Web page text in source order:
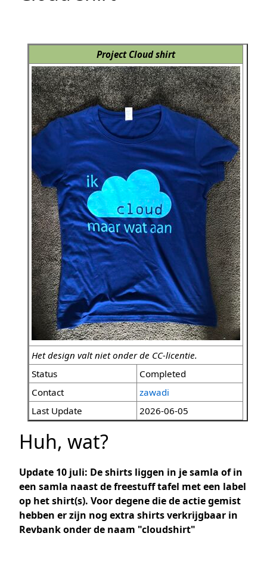
Project Cloud shirt
Het design valt niet onder de CC-licentie.
Status
Completed
Contact
zawadi
Last Update
2026-06-05
Huh, wat?
Update 10 juli: De shirts liggen in je samla of in
een samla naast de freestuff tafel met een label
op het shirt(s). Voor degene die de actie gemist
hebben er zijn nog extra shirts verkrijgbaar in
Revbank onder de naam "cloudshirt"